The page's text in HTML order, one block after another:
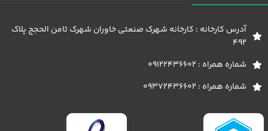
آدرس کارخانه : کارخانه شهرک صنعتی خاوران شهرک ثامن الحجج پلاک
492
شماره همراه : 09122436602
شماره همراه : 09372436602